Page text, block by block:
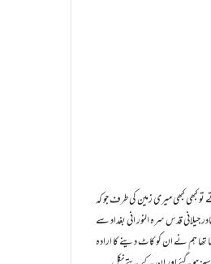
تو کبھی کبھی میری زمین کی طرف جو کہ
قدس سرہ النور انی بغداد سے
ہم نے ان کو کاٹ دینے کا ارادہ